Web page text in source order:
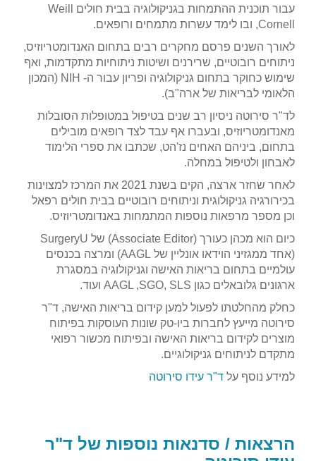
עבור תוכנית ההתמחות בגניקולוגיה בבית חולים Weill
Cornell, ובו לימד עשרות מתמחים ורופאים.
לאורך השנים פרסם מחקרים רבים בתחום האנדומטריוזיס,
ניתוחים רובוטיים, שרירנים ושיטות ניתוחיות מתקדמות, ואף
שימוש כחוקר בתחום גניקולוגיה ופריון עבור ה- NIH (המכון
הלאומי לבריאות של ארה"ב).
לד"ר סירוטה ניסיון רב שנים בטיפול במטופלות הסובלות
מאנדומטריוזיס, ובעברו אף עבד לצד רופאים מובילים
בתחום, ביניהם האחים נז'הט, שכתבו את ספרי הלימוד
לאבחון ולטיפול במחלה.
לאחר שחזר ארצה, הקים בשנת 2021 את המרכז למצוינות
בכירורגיה גניקולוגית וניתוחים רובוטיים בבית חולים רפאל
וכן מספר מרפאות נוספות המתמחות באנדומטריוזיס.
כיום הוא מכהן כעורך (Associate Editor) של SurgeryU
(אחד ממגזיני הוידאו אונליין של AAGL) ומרצה בכנסים
עולמיים בתחום בריאות האישה וגניקולוגיה במסגרת
ארגונים גלובאלים כגון AAGL ,SGO, SLS ועוד.
כחלק מהחלטתו לפעול למען קידום בריאות האישה, ד"ר
סירוטה מייעץ לחברות ביו-טק שונות העוסקות בפיתוח
מוצרים לקידום בריאות האישה ובפיתוח מכשור רפואי
מתקדם לניתוחים גניקולוגיים.
למידע נוסף על ד"ר עידו סירוטה
הרצאות / סדנאות נוספות של ד"ר